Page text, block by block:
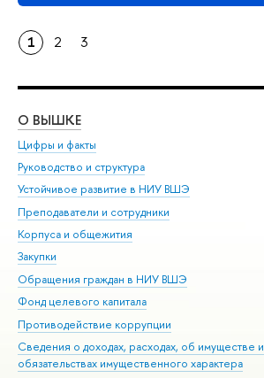
1 2 3
О ВЫШКЕ
Цифры и факты
Руководство и структура
Устойчивое развитие в НИУ ВШЭ
Преподаватели и сотрудники
Корпуса и общежития
Закупки
Обращения граждан в НИУ ВШЭ
Фонд целевого капитала
Противодействие коррупции
Сведения о доходах, расходах, об имуществе и
обязательствах имущественного характера